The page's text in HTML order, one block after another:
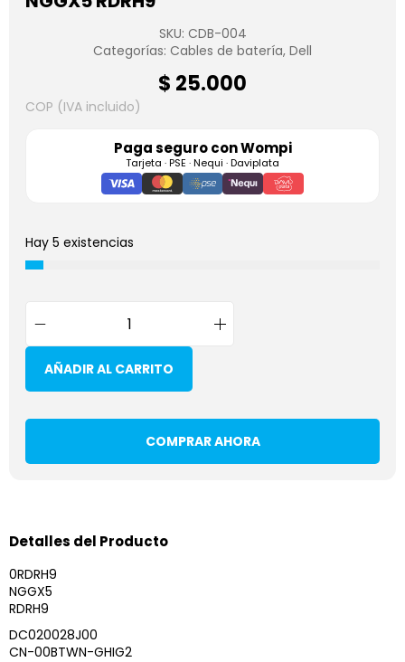
SKU: CDB-004
Categorías: Cables de batería, Dell
$ 25.000
COP (IVA incluido)
Paga seguro conWompi
Tarjeta · PSE · Nequi · Daviplata
Hay 5 existencias
AÑADIR AL CARRITO
COMPRAR AHORA
Detalles del Producto
0RDRH9
NGGX5
RDRH9
DC020028J00
CN-00BTWN-GHIG2